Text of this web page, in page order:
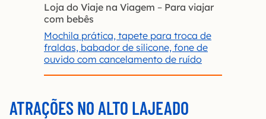
Loja do Viaje na Viagem – Para viajar
com bebês
Mochila prática, tapete para troca de
fraldas, babador de silicone, fone de
ouvido com cancelamento de ruído
ATRAÇÕES NO ALTO LAJEADO